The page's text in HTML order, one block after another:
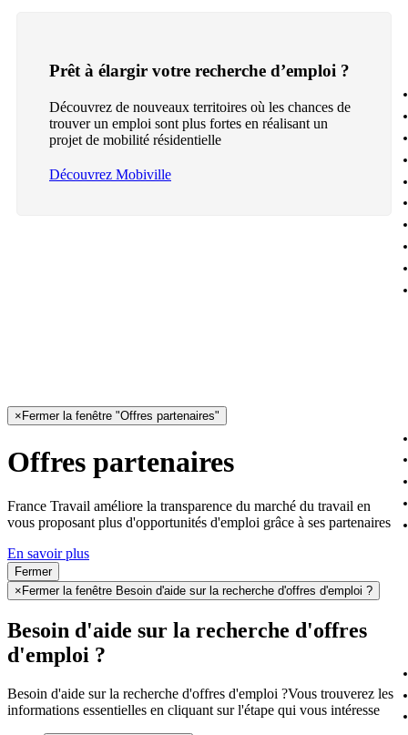
Prêt à élargir votre recherche d’emploi ?
Découvrez de nouveaux territoires où les chances de
trouver un emploi sont plus fortes en réalisant un
projet de mobilité résidentielle
Découvrez Mobiville
× Fermer la fenêtre "Offres partenaires"
Offres partenaires
France Travail améliore la transparence du marché du travail en
vous proposant plus d'opportunités d'emploi grâce à ses partenaires
En savoir plus
Fermer
× Fermer la fenêtre Besoin d'aide sur la recherche d'offres d'emploi ?
Besoin d'aide sur la recherche d'offres
d'emploi ?
Besoin d'aide sur la recherche d'offres d'emploi ?Vous trouverez les
informations essentielles en cliquant sur l'étape qui vous intéresse